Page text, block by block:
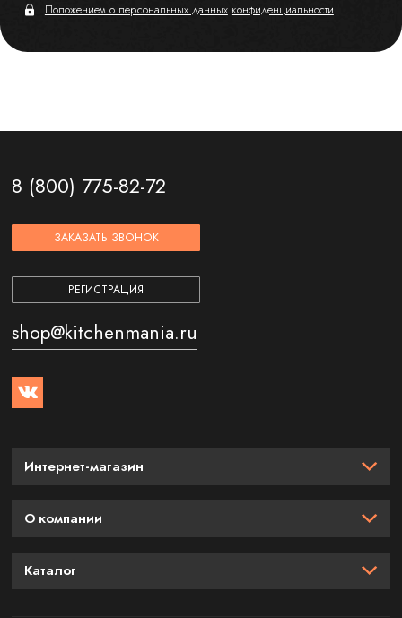
Положением о персональных данных конфиденциальности
8 (800) 775-82-72
ЗАКАЗАТЬ ЗВОНОК
РЕГИСТРАЦИЯ
shop@kitchenmania.ru
Интернет-магазин
О компании
Каталог